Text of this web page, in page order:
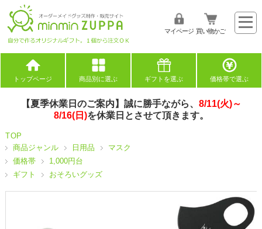
マイページ 買い物かご
トップページ 商品別に選ぶ ギフトを選ぶ 価格帯で選ぶ
【夏季休業日のご案内】誠に勝手ながら、 8/11(火)～
8/16(日)を休業日とさせて頂きます。
TOP
商品ジャンル
日用品
マスク
価格帯
1,000円台
ギフト
おそろいグッズ